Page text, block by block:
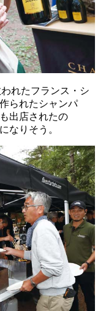
れたフランス・シ
られたシャンパ
出店されたの
なりそう。